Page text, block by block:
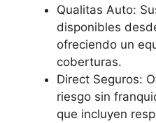
Qualitas Auto:
disponibles
ofreciendo un
coberturas.
Direct Seguros:
riesgo sin
que incluyen